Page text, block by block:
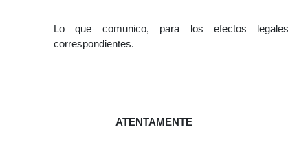
Lo que comunico, para los efectos legales
correspondientes.
ATENTAMENTE